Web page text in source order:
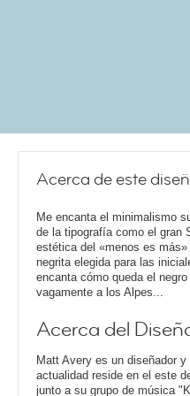
Acerca de este
Me encanta el minimalismo
de la tipografía como el gran
estética del «menos es
negrita elegida para las
encanta cómo queda el
vagamente a los Alpes...
Acerca del
Matt Avery es un diseñador
actualidad reside en el este
junto a su grupo de música